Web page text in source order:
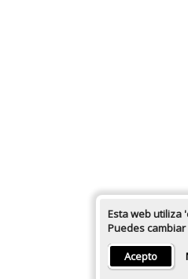
Esta web utiliza
Puedes
Acepto